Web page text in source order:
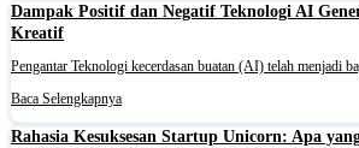
Dampak Positif dan Negatif Teknologi AI
Kreatif
Baca Selengkapnya
Rahasia Kesuksesan Startup Unicorn: Apa